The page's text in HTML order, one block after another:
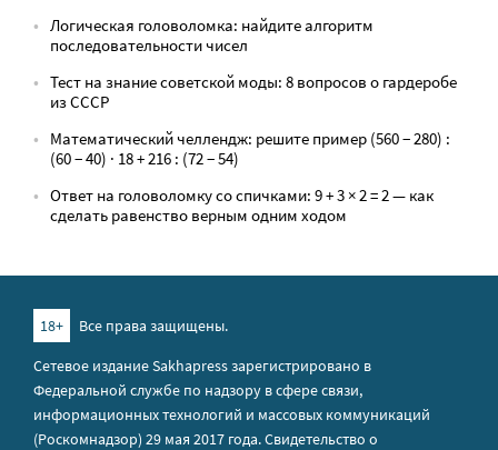
Логическая головоломка: найдите алгоритм
последовательности чисел
Тест на знание советской моды: 8 вопросов о гардеробе
из СССР
Математический челлендж: решите пример (560 − 280) :
(60 − 40) · 18 + 216 : (72 − 54)
Ответ на головоломку со спичками: 9 + 3 × 2 = 2 — как
сделать равенство верным одним ходом
18+
Все права защищены.
Сетевое издание Sakhapress зарегистрировано в
Федеральной службе по надзору в сфере связи,
информационных технологий и массовых коммуникаций
(Роскомнадзор) 29 мая 2017 года. Свидетельство о